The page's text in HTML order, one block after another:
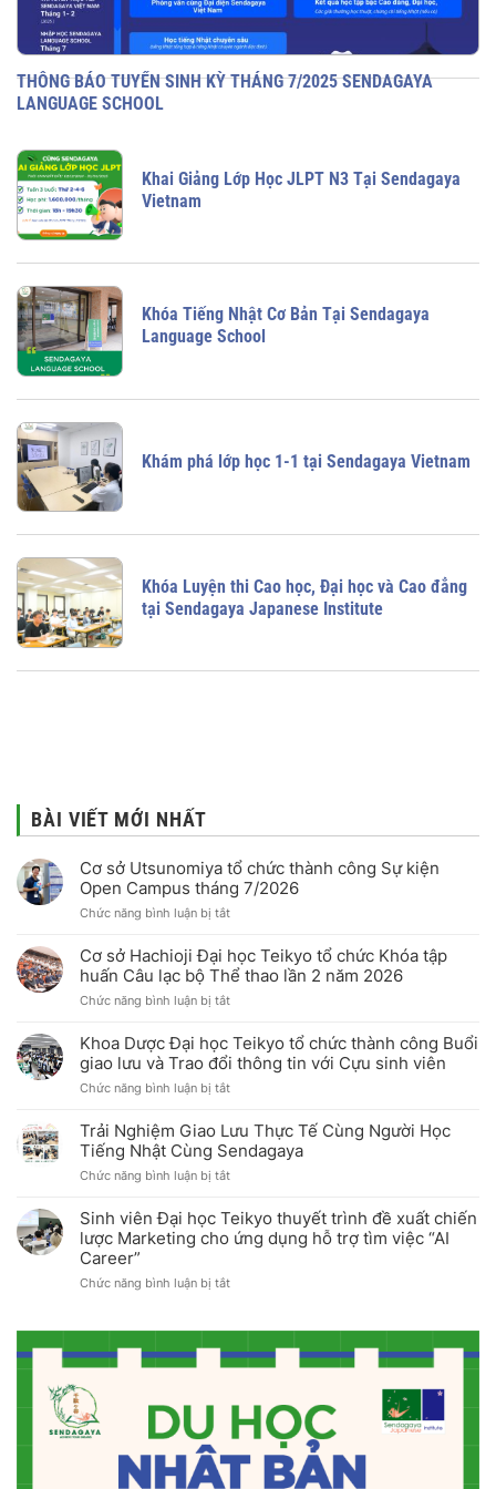
THÔNG BÁO TUYỂN SINH KỲ THÁNG 7/2025 SENDAGAYA
LANGUAGE SCHOOL
Khai Giảng Lớp Học JLPT N3 Tại Sendagaya
Vietnam
Khóa Tiếng Nhật Cơ Bản Tại Sendagaya
Language School
Khám phá lớp học 1-1 tại Sendagaya Vietnam
Khóa Luyện thi Cao học, Đại học và Cao đẳng
tại Sendagaya Japanese Institute
BÀI VIẾT MỚI NHẤT
Cơ sở Utsunomiya tổ chức thành công Sự kiện
Open Campus tháng 7/2026
Chức năng bình luận bị tắtở
sở
Utsunomiya
tổ
chức
công
Sự
kiện
Open
tháng
7/2026
Cơ sở Hachioji Đại học Teikyo tổ chức Khóa tập
huấn Câu lạc bộ Thể thao lần 2 năm 2026
Chức năng bình luận bị tắtở
sở
Hachioji
Đại
học
tổ
chức
Khóa
tập
Câu
lạc
bộ
thao
2026
Khoa Dược Đại học Teikyo tổ chức thành công Buổi
giao lưu và Trao đổi thông tin với Cựu sinh viên
Chức năng bình luận bị tắtở
Dược
Đại
học
Teikyo
chức
thành
công
giao
Trao
đổi
thông
với
Cựu
sinh
viên
Trải Nghiệm Giao Lưu Thực Tế Cùng Người Học
Tiếng Nhật Cùng Sendagaya
Chức năng bình luận bị tắtở
Nghiệm
Giao
Lưu
Tế
Học
Tiếng
Nhật
Sendagaya
Sinh viên Đại học Teikyo thuyết trình đề xuất chiến
lược Marketing cho ứng dụng hỗ trợ tìm việc “AI
Career”
Chức năng bình luận bị tắtở
Đại
học
Teikyo
trình
đề
xuất
chiến